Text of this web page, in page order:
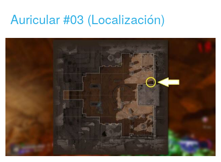
Auricular #03 (Localización)